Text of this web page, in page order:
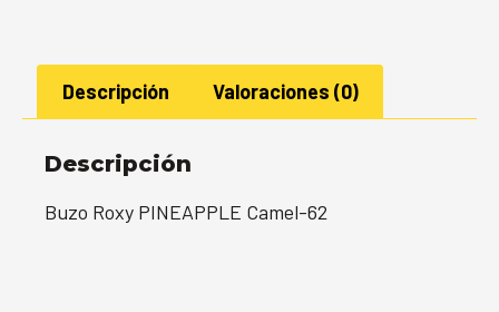
Descripción Valoraciones (0)
Descripción
Buzo Roxy PINEAPPLE Camel-62